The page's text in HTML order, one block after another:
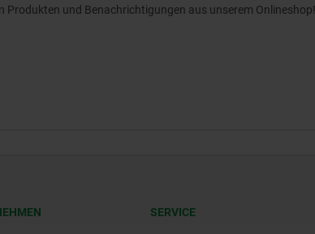
Produkten und Benachrichtigungen aus unserem Onlineshop!
SERVICE